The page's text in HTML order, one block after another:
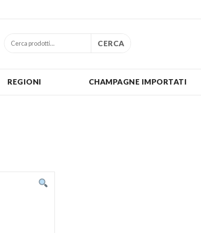
CERCA
REGIONI CHAMPAGNE IMPORTATI